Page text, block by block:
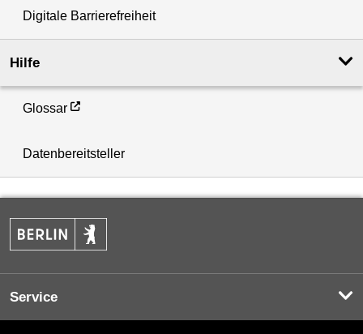
Digitale Barrierefreiheit
Hilfe
Glossar
Datenbereitsteller
Service